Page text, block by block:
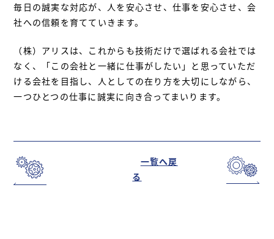
毎日の誠実な対応が、人を安心させ、仕事を安心させ、会
社への信頼を育てていきます。
（株）アリスは、これからも技術だけで選ばれる会社では
なく、「この会社と一緒に仕事がしたい」と思っていただ
ける会社を目指し、人としての在り方を大切にしながら、
一つひとつの仕事に誠実に向き合ってまいります。
一覧へ戻
る